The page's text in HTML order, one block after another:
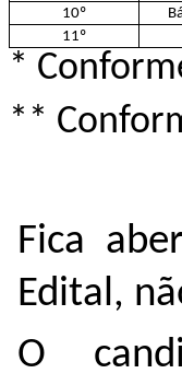
10º
11º
*
**
Fica
Edital,
O